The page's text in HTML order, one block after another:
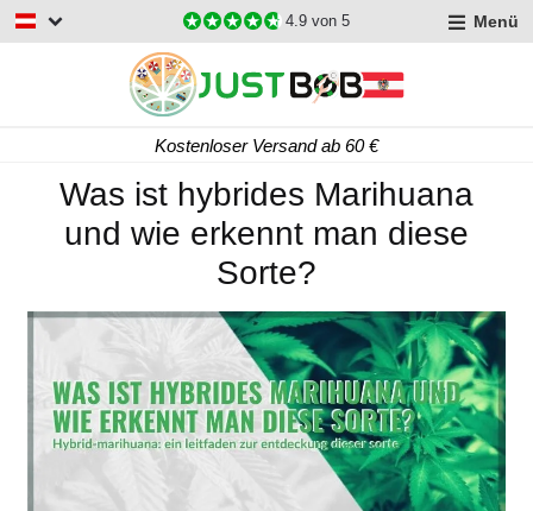
4.9 von 5 Menü
Kostenloser Versand ab 60 €
Was ist hybrides Marihuana
und wie erkennt man diese
Sorte?